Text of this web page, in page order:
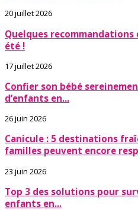
20 juillet 2026
Quelques
été !
17 juillet 2026
Confier son bébé
d’enfants en...
26 juin 2026
Canicule : 5 destinations
familles peuvent encore
23 juin 2026
Top 3 des solutions pour
enfants en...